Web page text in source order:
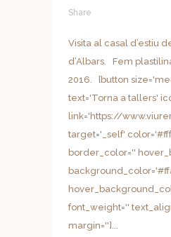
Share
Visita al casal d’estiu
d’Albars. Fem
2016. [button
text='Torna a tallers'
link='https://
target='_self'
border_color=''
font_weight=''
margin='']...